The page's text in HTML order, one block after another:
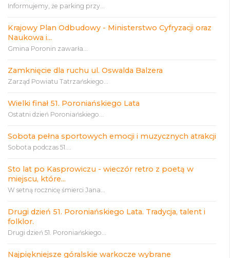
Informujemy, że parking przy...
Krajowy Plan Odbudowy - Ministerstwo Cyfryzacji oraz
Naukowa i...
Gmina Poronin zawarła...
Zamknięcie dla ruchu ul. Oswalda Balzera
Zarząd Powiatu Tatrzańskiego...
Wielki finał 51. Poroniańskiego Lata
Ostatni dzień Poroniańskiego...
Sobota pełna sportowych emocji i muzycznych atrakcji
Sobota podczas 51....
Sto lat po Kasprowiczu - wieczór retro z poetą w
miejscu, które...
W setną rocznicę śmierci Jana...
Drugi dzień 51. Poroniańskiego Lata. Tradycja, talent i
folklor.
Drugi dzień 51. Poroniańskiego...
Najpiękniejsze góralskie warkocze wybrane